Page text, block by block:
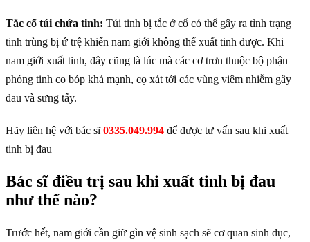
Tắc cổ túi chứa tinh: Túi tinh bị tắc ở cổ có thể gây ra tình trạng
tinh trùng bị ứ trệ khiến nam giới không thể xuất tinh được. Khi
nam giới xuất tinh, đây cũng là lúc mà các cơ trơn thuộc bộ phận
phóng tinh co bóp khá mạnh, cọ xát tới các vùng viêm nhiễm gây
đau và sưng tấy.
Hãy liên hệ với bác sĩ0335.049.994 để được tư vấn sau khi xuất
tinh bị đau
Bác sĩ điều trị sau khi xuất tinh bị đau
như thế nào?
Trước hết, nam giới cần giữ gìn vệ sinh sạch sẽ cơ quan sinh dục,